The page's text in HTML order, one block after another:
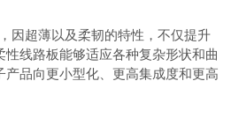
因超薄以及柔韧的特性，不仅提升
线路板能够适应各种复杂形状和曲
品向更小型化、更高集成度和更高